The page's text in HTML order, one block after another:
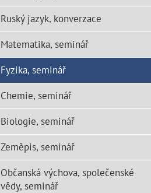
Ruský jazyk, konverzace
Matematika, seminář
Fyzika, seminář
Chemie, seminář
Biologie, seminář
Zeměpis, seminář
Občanská výchova, společenské
vědy, seminář